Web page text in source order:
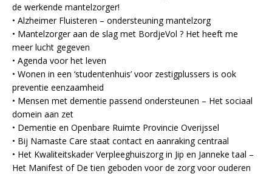
de werkende mantelzorger!
• Alzheimer Fluisteren – ondersteuning mantelzorg
• Mantelzorger aan de slag met BordjeVol ? Het heeft me
meer lucht gegeven
• Agenda voor het leven
• Wonen in een ‘studentenhuis’ voor zestigplussers is ook
preventie eenzaamheid
• Mensen met dementie passend ondersteunen – Het sociaal
domein aan zet
• Dementie en Openbare Ruimte Provincie Overijssel
• Bij Namaste Care staat contact en aanraking centraal
• Het Kwaliteitskader Verpleeghuiszorg in Jip en Janneke taal –
Het Manifest of De tien geboden voor de zorg voor ouderen